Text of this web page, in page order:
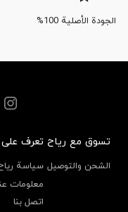
الجودة الأصلية 100%
تسوق مع رياح
الشحن والتوصيل
تعرف على
سياسة
معلومات
اتصل بنا